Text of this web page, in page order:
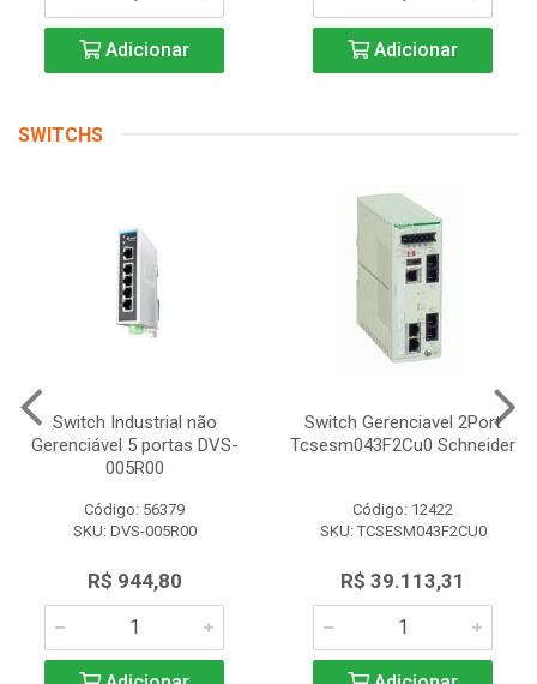
Adicionar Adicionar
SWITCHS
Switch Industrial não
Gerenciável 5 portas DVS-
005R00
Código: 56379
SKU: DVS-005R00
R$ 944,80
Switch Gerenciavel 2Port
Tcsesm043F2Cu0 Schneider
Código: 12422
SKU: TCSESM043F2CU0
R$ 39.113,31